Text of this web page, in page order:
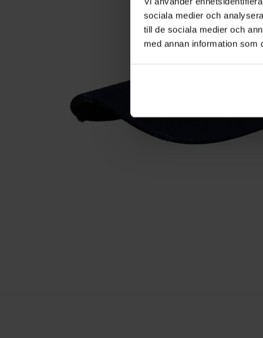
sociala medier och
till de sociala medier och
med annan information som